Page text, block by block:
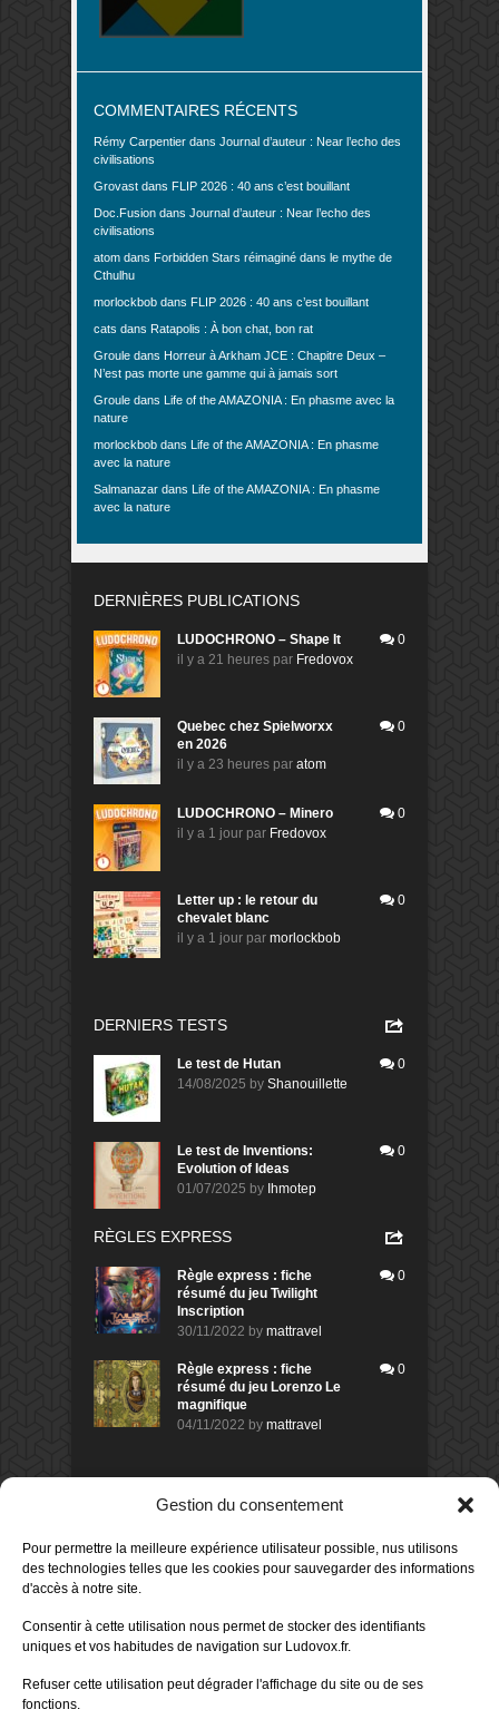
Gestion du consentement
Pour permettre la meilleure expérience utilisateur possible, nus utilisons
des technologies telles que les cookies pour sauvegarder des informations
d'accès à notre site.
Consentir à cette utilisation nous permet de stocker des identifiants
uniques et vos habitudes de navigation sur Ludovox.fr.
Refuser cette utilisation peut dégrader l'affichage du site ou de ses
fonctions.
COMMENTAIRES RÉCENTS
Rémy Carpentier dans Journal d’auteur : Near l’echo des
civilisations
Grovast dans FLIP 2026 : 40 ans c’est bouillant
Doc.Fusion dans Journal d’auteur : Near l’echo des
civilisations
atom dans Forbidden Stars réimaginé dans le mythe de
Cthulhu
morlockbob dans FLIP 2026 : 40 ans c’est bouillant
cats dans Ratapolis : À bon chat, bon rat
Groule dans Horreur à Arkham JCE : Chapitre Deux –
N’est pas morte une gamme qui à jamais sort
Groule dans
Life of the AMAZONIA : En phasme avec la
nature
morlockbob dans
Life of the AMAZONIA : En phasme
avec la nature
Salmanazar dans
Life of the AMAZONIA : En phasme
avec la nature
DERNIÈRES PUBLICATIONS
LUDOCHRONO – Shape It
il y a 21 heures par Fredovox
0
Quebec chez Spielworxx
en 2026
il y a 23 heures par atom
0
LUDOCHRONO – Minero
il y a 1 jour par Fredovox
0
Letter up : le retour du
chevalet blanc
il y a 1 jour par morlockbob
0
DERNIERS TESTS
Le test de Hutan
14/08/2025 by Shanouillette
0
Le test de Inventions:
Evolution of Ideas
01/07/2025 by Ihmotep
0
RÈGLES EXPRESS
Règle express : fiche
résumé du jeu Twilight
Inscription
30/11/2022 by mattravel
0
Règle express : fiche
résumé du jeu Lorenzo Le
magnifique
04/11/2022 by mattravel
0
DERNIERS AVIS DES MEMBRES
Avis de morlockbob
Sur le jeu Collect!
il y a 8 heures
Avis demorlockbob
Sur le jeu Detective Box - Ciao
Publié leil y a 1 jour
80%